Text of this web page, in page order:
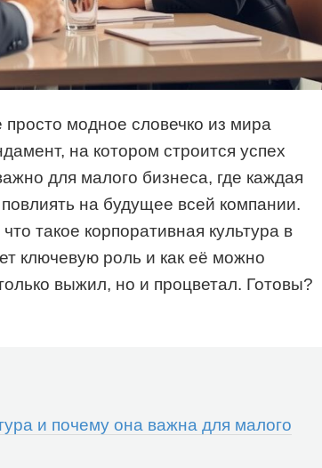
просто модное словечко из мира
на котором строится успех
для малого бизнеса, где каждая
на будущее всей компании.
такое корпоративная культура в
ключевую роль и как её можно
выжил, но и процветал. Готовы?
и почему она важна для малого